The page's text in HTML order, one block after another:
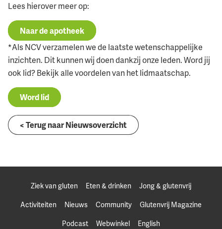
Lees hierover meer op:
Naar de apotheek
*Als NCV verzamelen we de laatste wetenschappelijke
inzichten. Dit kunnen wij doen dankzij onze leden. Word jij
ook lid? Bekijk alle voordelen van het lidmaatschap.
Word lid
< Terug naar Nieuwsoverzicht
Ziek van gluten Eten & drinken
Jong & glutenvrij
Activiteiten
Nieuws Community
Glutenvrij Magazine
Podcast
Webwinkel English